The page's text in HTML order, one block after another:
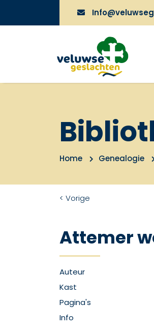
Home Genealogie
< Vorige
Attemer
Auteur
Kast
Pagina's
Info